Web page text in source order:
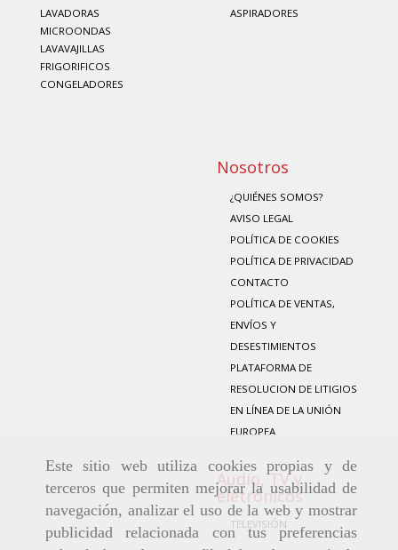
Este sitio web utiliza cookies propias y de
terceros que permiten mejorar la usabilidad de
navegación, analizar el uso de la web y mostrar
publicidad relacionada con tus preferencias
LAVADORAS
MICROONDAS
LAVAVAJILLAS
FRIGORIFICOS
CONGELADORES
ASPIRADORES
Nosotros
¿QUIÉNES SOMOS?
AVISO LEGAL
POLÍTICA DE COOKIES
POLÍTICA DE PRIVACIDAD
CONTACTO
POLÍTICA DE VENTAS,
ENVÍOS Y
DESESTIMIENTOS
PLATAFORMA DE
RESOLUCION DE LITIGIOS
EN LÍNEA DE LA UNIÓN
EUROPEA
Audio, TV y
eletrónicos
TELEVISIÓN